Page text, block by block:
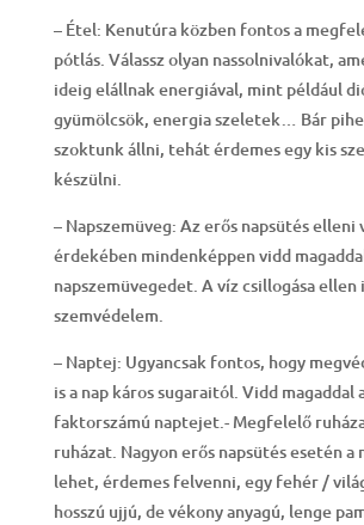
– Étel: Kenutúra közben fontos a
pótlás. Válassz olyan nassolnivalókat,
ideig elállnak energiával, mint például
gyümölcsök, energia szeletek… Bár
szoktunk állni, tehát érdemes egy kis
készülni.
– Napszemüveg: Az erős napsütés elleni
érdekében mindenképpen vidd
napszemüvegedet. A víz csillogása ellen
szemvédelem.
– Naptej: Ugyancsak fontos, hogy
is a nap káros sugaraitól. Vidd magaddal
faktorszámú naptejet.- Megfelelő
ruházat. Nagyon erős napsütés esetén a
lehet, érdemes felvenni, egy fehér /
hosszú ujjú, de vékony anyagú, lenge